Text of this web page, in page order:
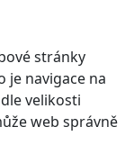
stránky
je navigace na
velikosti
web správně